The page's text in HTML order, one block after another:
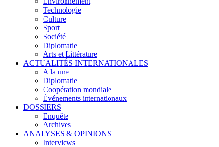
Technologie
Culture
Sport
Société
Diplomatie
Arts et Littérature
ACTUALITÉS INTERNATIONALES
A la une
Diplomatie
Coopération mondiale
Événements internationaux
DOSSIERS
Enquête
Archives
ANALYSES & OPINIONS
Interviews